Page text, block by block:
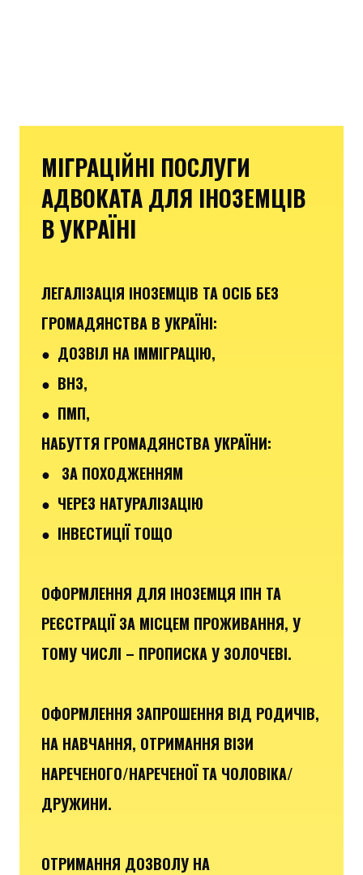
МІГРАЦІЙНІ ПОСЛУГИ
АДВОКАТА ДЛЯ ІНОЗЕМЦІВ
В УКРАЇНІ
ЛЕГАЛІЗАЦІЯ ІНОЗЕМЦІВ ТА ОСІБ БЕЗ
ГРОМАДЯНСТВА В УКРАЇНІ:
● ДОЗВІЛ НА ІММІГРАЦІЮ,
● ВНЗ,
● ПМП,
НАБУТТЯ ГРОМАДЯНСТВА УКРАЇНИ:
● ЗА ПОХОДЖЕННЯМ
● ЧЕРЕЗ НАТУРАЛІЗАЦІЮ
● ІНВЕСТИЦІЇ ТОЩО
ОФОРМЛЕННЯ ДЛЯ ІНОЗЕМЦЯ ІПН ТА
РЕЄСТРАЦІЇ ЗА МІСЦЕМ ПРОЖИВАННЯ, У
ТОМУ ЧИСЛІ – ПРОПИСКА У ЗОЛОЧЕВІ.
ОФОРМЛЕННЯ ЗАПРОШЕННЯ ВІД РОДИЧІВ,
НА НАВЧАННЯ, ОТРИМАННЯ ВІЗИ
НАРЕЧЕНОГО/НАРЕЧЕНОЇ ТА ЧОЛОВІКА/
ДРУЖИНИ.
ОТРИМАННЯ ДОЗВОЛУ НА